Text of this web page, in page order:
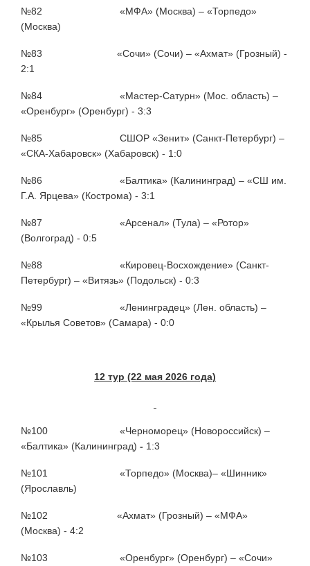
№82 «МФА» (Москва) – «Торпедо»
(Москва)
№83 «Сочи» (Сочи) – «Ахмат» (Грозный) -
2:1
№84 «Мастер-Сатурн» (Мос. область) –
«Оренбург» (Оренбург) - 3:3
№85 СШОР «Зенит» (Санкт-Петербург) –
«СКА-Хабаровск» (Хабаровск) - 1:0
№86 «Балтика» (Калининград) – «СШ им.
Г.А. Ярцева» (Кострома) - 3:1
№87 «Арсенал» (Тула) – «Ротор»
(Волгоград) - 0:5
№88 «Кировец-Восхождение» (Санкт-
Петербург) – «Витязь» (Подольск) - 0:3
№99 «Ленинградец» (Лен. область) –
«Крылья Советов» (Самара) - 0:0
12 тур (22 мая 2026 года)
№100 «Черноморец» (Новороссийск) –
«Балтика» (Калининград) - 1:3
№101 «Торпедо» (Москва)– «Шинник»
(Ярославль)
№102 «Ахмат» (Грозный) – «МФА»
(Москва) - 4:2
№103 «Оренбург» (Оренбург) – «Сочи»